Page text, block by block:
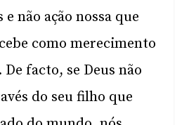
e não ação nossa que
como merecimento
facto, se Deus não
do seu filho que